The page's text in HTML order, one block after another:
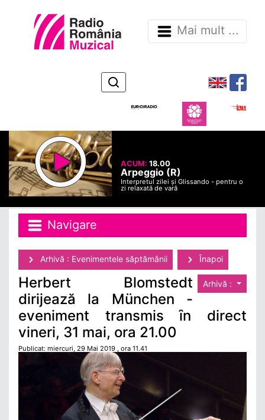
Mai mult ...
ACUM:18.00
Arpeggio (R)
Interpretul zilei și Glissando - pentru o
zi relaxată de vară
Navigare
Arhivă : Evenimentele săptămânii Înapoi
Arhivă :
Herbert Blomstedt
dirijează la München -
eveniment transmis ȋn direct
vineri, 31 mai, ora 21.00
Publicat: miercuri, 29 Mai 2019 , ora 11.41